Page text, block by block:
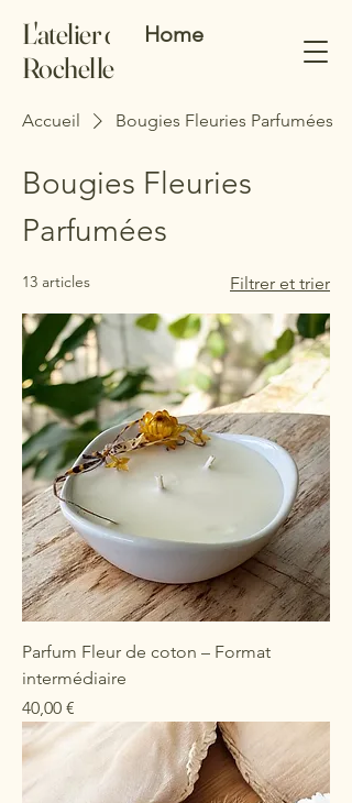
L'atelier de
Rochelle
Home
Accueil Bougies Fleuries Parfumées
Bougies Fleuries
Parfumées
13 articles Filtrer et trier
Parfum Fleur de coton – Format
intermédiaire
Prix
40,00 €